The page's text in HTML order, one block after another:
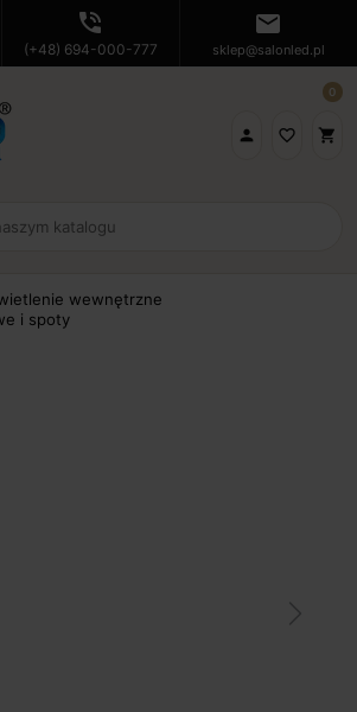
phone_in_talk
(+48) 694-000-777
mail
sklep@salonled.pl
 favorite_border shopping_cart
0
wewnętrzne
i spoty